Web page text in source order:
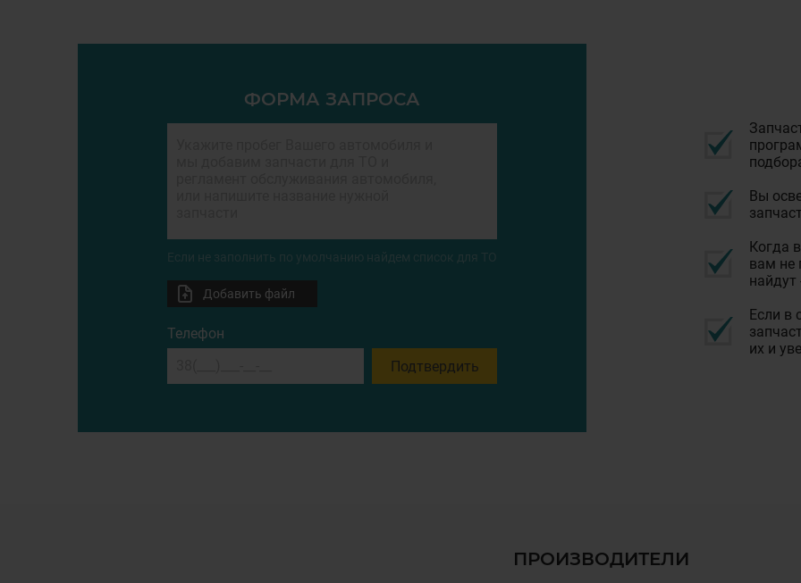
ФОРМА ЗАПРОСА
Если не заполнить по умолчанию найдем список для ТО
Добавить файл
Телефон
Подтвердить
Вы
Когда
вам не
Если в
их и
ПРОИЗВОДИТЕЛИ